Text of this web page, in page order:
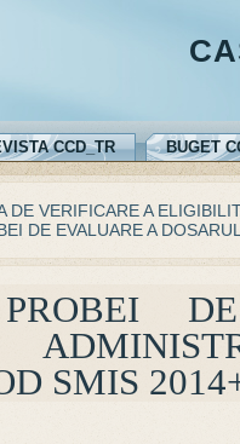
CCD_TR BUGET
DE VERIFICARE A
DE EVALUARE A
PROBEI
SMIS